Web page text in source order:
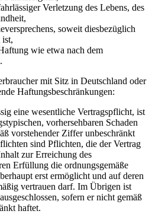
Verletzung des Lebens, des
soweit diesbezüglich
ist,
wie etwa nach dem
mit Sitz in Deutschland oder
Haftungsbeschränkungen:
eine wesentliche Vertragspflicht, ist
vorhersehbaren Schaden
vorstehender Ziffer unbeschränkt
sind Pflichten, die der Vertrag
zur Erreichung des
Erfüllung die ordnungsgemäße
erst ermöglicht und auf deren
vertrauen darf. Im Übrigen ist
sofern er nicht gemäß
haftet.